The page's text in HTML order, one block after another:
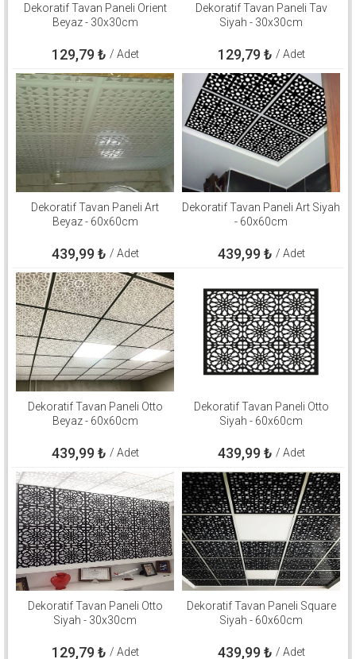
Dekoratif Tavan Paneli Orient
Beyaz - 30x30cm
129,79₺ / Adet
Dekoratif Tavan Paneli Tav
Siyah - 30x30cm
129,79₺ / Adet
Dekoratif Tavan Paneli Art
Beyaz - 60x60cm
439,99₺ / Adet
Dekoratif Tavan Paneli Art Siyah
- 60x60cm
439,99₺ / Adet
Dekoratif Tavan Paneli Otto
Beyaz - 60x60cm
439,99₺ / Adet
Dekoratif Tavan Paneli Otto
Siyah - 60x60cm
439,99₺ / Adet
Dekoratif Tavan Paneli Otto
Siyah - 30x30cm
129,79₺ / Adet
Dekoratif Tavan Paneli Square
Siyah - 60x60cm
439,99₺ / Adet